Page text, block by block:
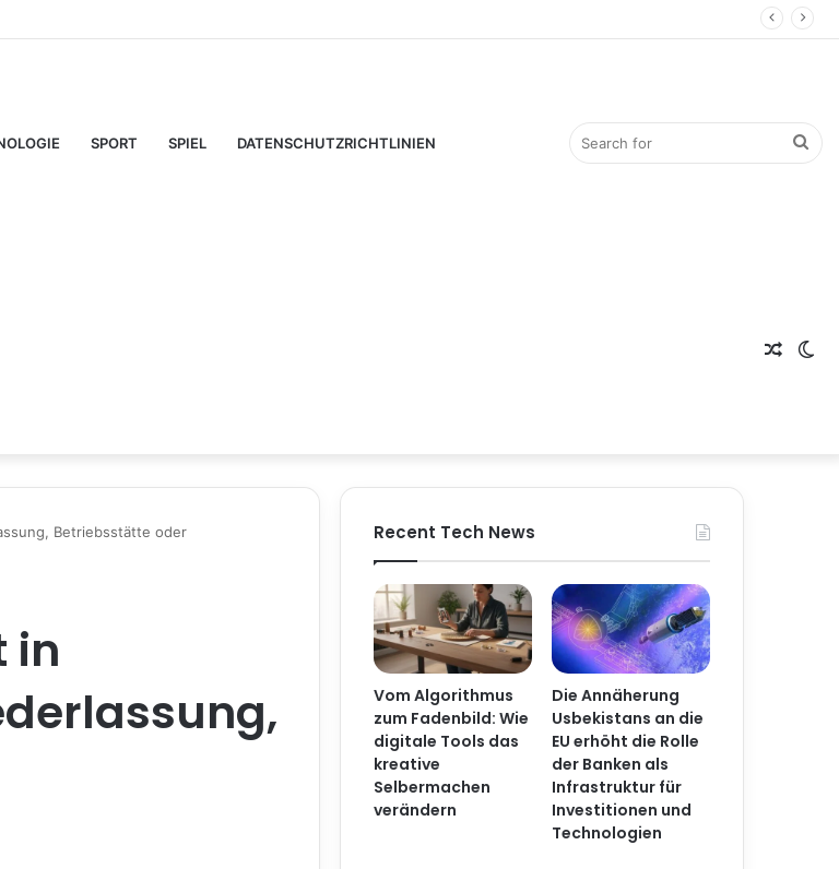
das kreative Selbermachen verändern
SPORT SPIEL DATENSCHUTZRICHTLINIEN
for
Betriebsstätte oder
in
Recent Tech News
Vom Algorithmus
zum Fadenbild: Wie
digitale Tools das
kreative
Selbermachen
verändern
Die Annäherung
Usbekistans an die
EU erhöht die Rolle
der Banken als
Infrastruktur für
Investitionen und
Technologien